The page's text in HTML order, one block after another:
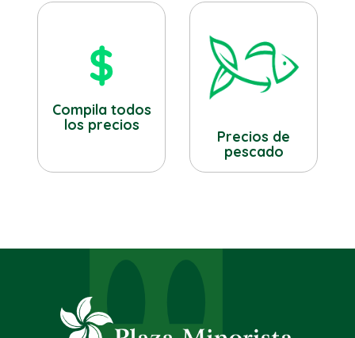
Compila todos
los precios
Precios de
pescado